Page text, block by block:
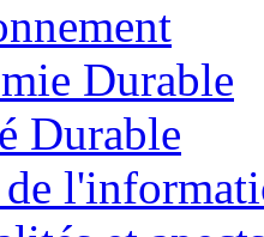
Durable
Durable
de